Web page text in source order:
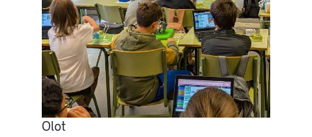
Olot